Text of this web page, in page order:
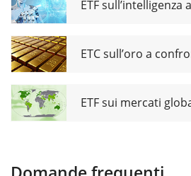
ETC sull’oro a
ETF sui mercati